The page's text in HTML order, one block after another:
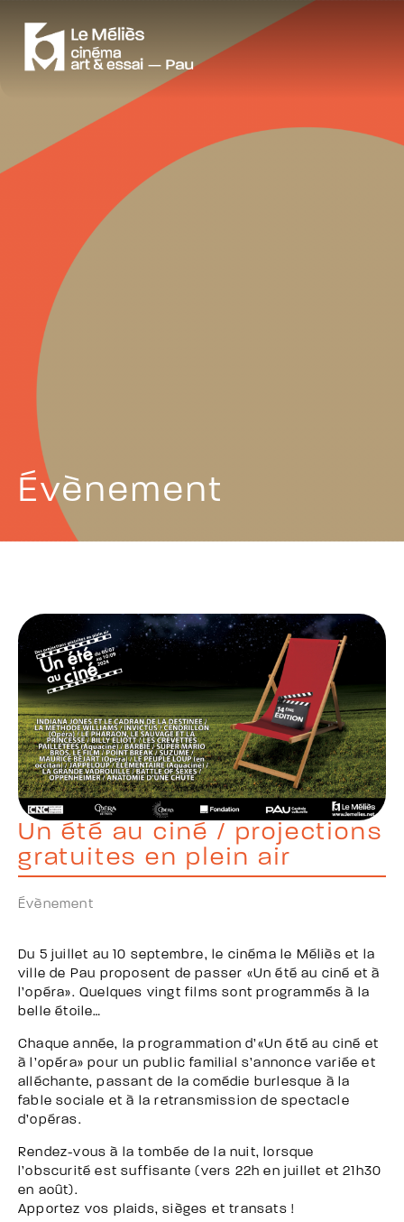
Évènement
Un été au ciné / projections
gratuites en plein air
Évènement
Du 5 juillet au 10 septembre, le cinéma le Méliès et la
ville de Pau proposent de passer «Un été au ciné et à
l’opéra». Quelques vingt films sont programmés à la
belle étoile…
Chaque année, la programmation d’«Un été au ciné et
à l’opéra» pour un public familial s’annonce variée et
alléchante, passant de la comédie burlesque à la
fable sociale et à la retransmission de spectacle
d’opéras.
Rendez-vous à la tombée de la nuit, lorsque
l’obscurité est suffisante (vers 22h en juillet et 21h30
en août).
Apportez vos plaids, sièges et transats !